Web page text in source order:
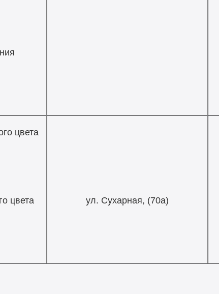
цвета
цвета ул. Сухарная, (70а)